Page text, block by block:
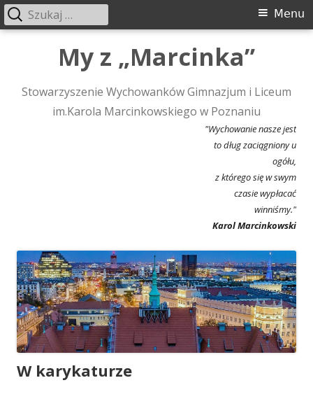
My z „Marcinka”
Stowarzyszenie Wychowanków Gimnazjum i Liceum
im.Karola Marcinkowskiego w Poznaniu
"Wychowanie nasze jest
to dług zaciągniony u
ogółu,
z którego się w swym
czasie wypłacać
winniśmy."
Karol Marcinkowski
Menu
główne
Menu
Szukaj:
W karykaturze